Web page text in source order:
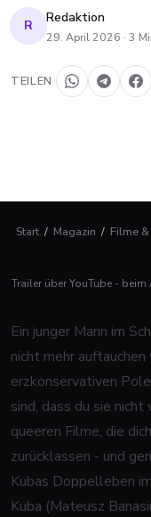
R Redaktion
29. April 2026 · 3
TEILEN
Start / Magazin / Filme &
Trailer über YouTube -
Ein junger Mann im
nicht mehr
erzkonservativen
sind, dass du sie
queeren Filme, die
zurücklassen - und
Kubas Doppelleben
Kuba (Mateusz